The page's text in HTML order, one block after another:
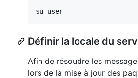
su user
Définir la locale du
Afin de résoudre les
lors de la mise à jour des